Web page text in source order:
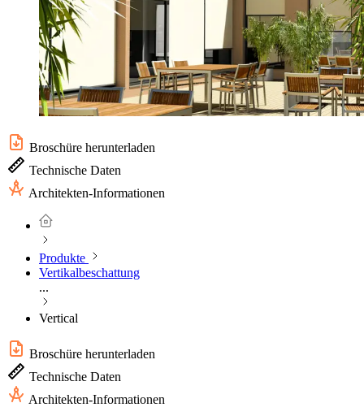
Broschüre herunterladen
Technische Daten
Architekten-Informationen
Produkte
Vertikalbeschattung
...
Vertical
Broschüre herunterladen
Technische Daten
Architekten-Informationen